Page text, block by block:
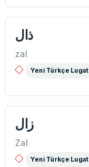
ذال
zal
Yeni Türkçe Lugat
زال
Zal
Yeni Türkçe Lugat